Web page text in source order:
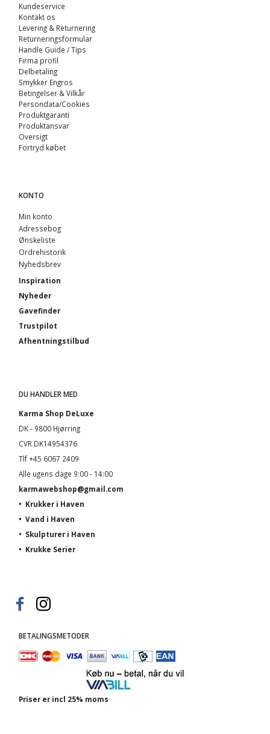
Kundeservice
Kontakt os
Levering & Returnering
Returneringsformular
Handle Guide / Tips
Firma profil
Delbetaling
Smykker Engros
Betingelser & Vilkår
Persondata/Cookies
Produktgaranti
Produktansvar
Oversigt
Fortryd købet
KONTO
Min konto
Adressebog
Ønskeliste
Ordrehistorik
Nyhedsbrev
Inspiration
Nyheder
Gavefinder
Trustpilot
Afhentningstilbud
DU HANDLER MED
Karma Shop DeLuxe
DK - 9800 Hjørring
CVR DK14954376
Tlf +45 6067 2409
Alle ugens dage 9:00 - 14:00
karmawebshop@gmail.com
• Krukker i Haven
• Vand i Haven
• Skulpturer i Haven
• Krukke Serier
BETALINGSMETODER
Priser er incl 25% moms